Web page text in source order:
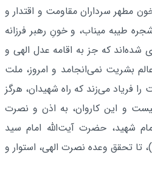
مطهر سرداران مقاومت و اقتدار و
طیبه میناب، و خونِ رهبر فرزانه
شده‌اند که جز به اقامه عدل الهی و
بشریت نمی‌انجامد و امروز، ملت
را فریاد می‌زند که راه شهیدان، هرگز
و این کاروان، به اذن و نصرت
شهید، حضرت آیت‌الله امام سید
تا تحقق وعده نصرت الهی، استوار و